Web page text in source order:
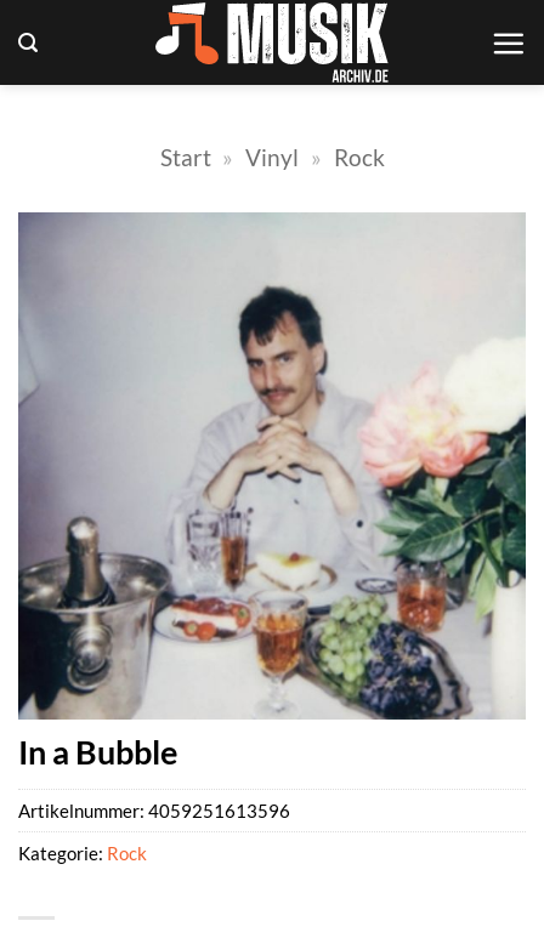
Inhalt
springen
Start » Vinyl » Rock
In a Bubble
Artikelnummer: 4059251613596
Kategorie: Rock